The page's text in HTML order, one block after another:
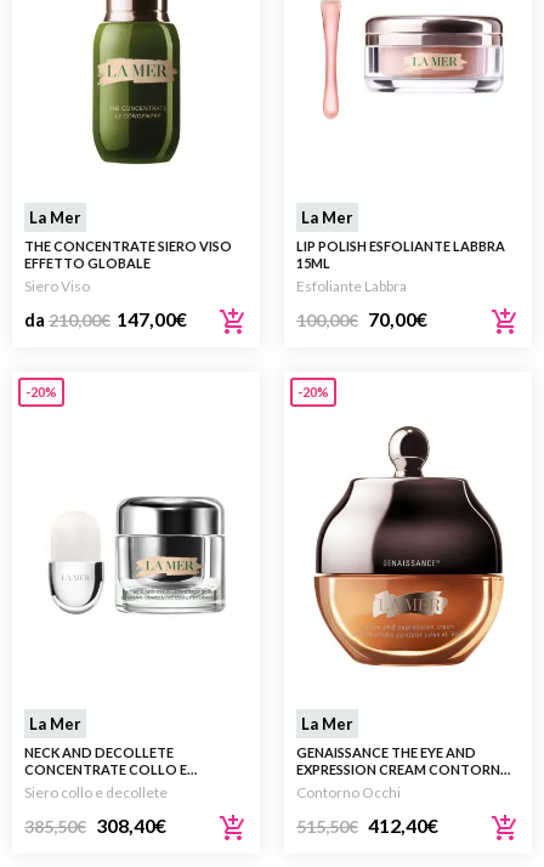
La Mer
THE CONCENTRATE SIERO VISO
EFFETTO GLOBALE
Siero Viso
da 210,00€ 147,00€
La Mer
LIP POLISH ESFOLIANTE LABBRA
15ML
Esfoliante Labbra
100,00€ 70,00€
-20%
La Mer
NECK AND DECOLLETE
CONCENTRATE COLLO E
DÉCOLLETÉ 50ML
Siero collo e decollete
385,50€ 308,40€
-20%
La Mer
GENAISSANCE THE EYE AND
EXPRESSION CREAM CONTORNO
OCCHI ANTIRUGHE 15ML
Contorno Occhi
515,50€ 412,40€